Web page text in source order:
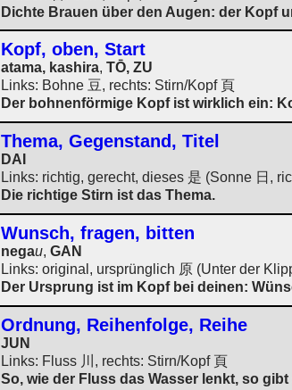
Dichte Brauen über den Augen: der Kopf
Kopf, oben, Start
atama, kashira, TŌ, ZU
Links: Bohne 豆, rechts: Stirn/Kopf 頁
Der bohnenförmige Kopf ist wirklich ein:
Thema, Gegenstand, Titel
DAI
Links: richtig, gerecht, dieses 是 (Sonne 日,
Die richtige Stirn ist das Thema.
Wunsch, fragen, bitten
negau, GAN
Links: original, ursprünglich 原 (Unter der
Der Ursprung ist im Kopf bei deinen:
Ordnung, Reihenfolge, Reihe
JUN
Links: Fluss 川, rechts: Stirn/Kopf 頁
So, wie der Fluss das Wasser lenkt, so